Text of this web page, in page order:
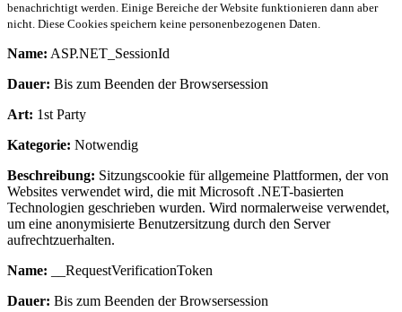
benachrichtigt werden. Einige Bereiche der Website funktionieren dann aber
nicht. Diese Cookies speichern keine personenbezogenen Daten.
Name: ASP.NET_SessionId
Dauer: Bis zum Beenden der Browsersession
Art: 1st Party
Kategorie: Notwendig
Beschreibung: Sitzungscookie für allgemeine Plattformen, der von
Websites verwendet wird, die mit Microsoft .NET-basierten
Technologien geschrieben wurden. Wird normalerweise verwendet,
um eine anonymisierte Benutzersitzung durch den Server
aufrechtzuerhalten.
Name: __RequestVerificationToken
Dauer: Bis zum Beenden der Browsersession